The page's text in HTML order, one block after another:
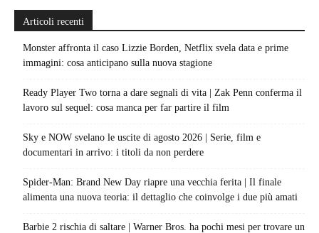
Articoli recenti
Monster affronta il caso Lizzie Borden, Netflix svela data e prime
immagini: cosa anticipano sulla nuova stagione
Ready Player Two torna a dare segnali di vita | Zak Penn conferma il
lavoro sul sequel: cosa manca per far partire il film
Sky e NOW svelano le uscite di agosto 2026 | Serie, film e
documentari in arrivo: i titoli da non perdere
Spider-Man: Brand New Day riapre una vecchia ferita | Il finale
alimenta una nuova teoria: il dettaglio che coinvolge i due più amati
Barbie 2 rischia di saltare | Warner Bros. ha pochi mesi per trovare un